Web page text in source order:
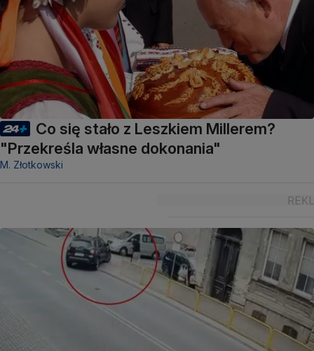
Co się stało z Leszkiem Millerem?
"Przekreśla własne dokonania"
M. Złotkowski